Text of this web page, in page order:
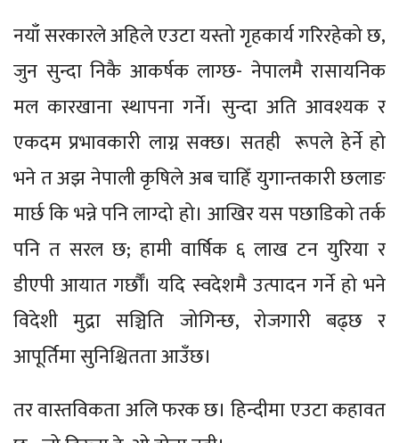
नयाँ सरकारले अहिले एउटा यस्तो गृहकार्य गरिरहेको छ,
जुन सुन्दा निकै आकर्षक लाग्छ- नेपालमै रासायनिक
मल कारखाना स्थापना गर्ने। सुन्दा अति आवश्यक र
एकदम प्रभावकारी लाग्न सक्छ। सतही रूपले हेर्ने हो
भने त अझ नेपाली कृषिले अब चाहिँ युगान्तकारी छलाङ
मार्छ कि भन्ने पनि लाग्दो हो। आखिर यस पछाडिको तर्क
पनि त सरल छ; हामी वार्षिक ६ लाख टन युरिया र
डीएपी आयात गर्छौँ। यदि स्वदेशमै उत्पादन गर्ने हो भने
विदेशी मुद्रा सञ्चिति जोगिन्छ, रोजगारी बढ्छ र
आपूर्तिमा सुनिश्चितता आउँछ।
तर वास्तविकता अलि फरक छ। हिन्दीमा एउटा कहावत